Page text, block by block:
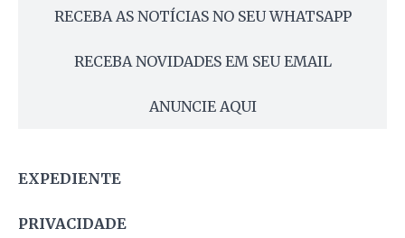
RECEBA AS NOTÍCIAS NO SEU WHATSAPP
RECEBA NOVIDADES EM SEU EMAIL
ANUNCIE AQUI
EXPEDIENTE
PRIVACIDADE